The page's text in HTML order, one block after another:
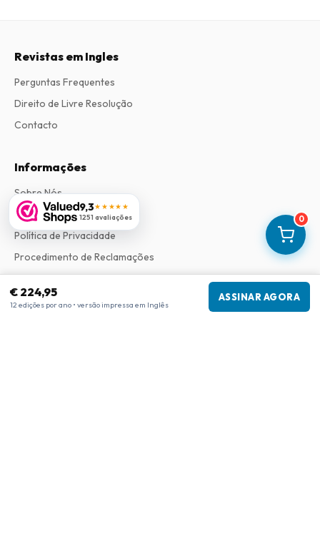
0
€ 224,95
12 edições por ano • versão impressa em Inglês
ASSINAR AGORA
9,3★★★★★
1251 avaliações
Revistas em Ingles
Perguntas Frequentes
Direito de Livre Resolução
Contacto
Informações
Sobre Nós
Termos e Condições
Política de Privacidade
Procedimento de Reclamações
Informações da empresa